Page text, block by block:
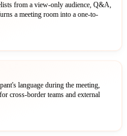
from a view-only audience, Q&A,
a meeting room into a one-to-
language during the meeting,
cross-border teams and external